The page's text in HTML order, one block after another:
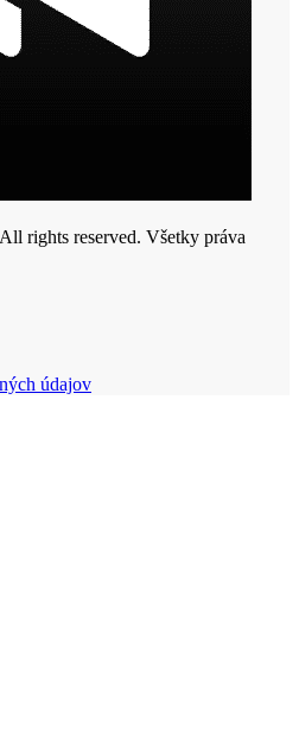
rights reserved. Všetky práva
údajov